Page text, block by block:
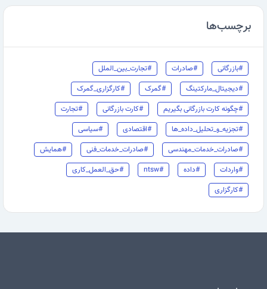
برچسب‌ها
#بازرگانی #صادرات
#تجارت_بین_الملل
#دیجیتال_مارکتینگ
#گمرک
#کارگزاری_گمرک
#چگونه کارت بازرگانی بگیریم
#کارت بازرگانی
#تجارت
#تجزیه_و_تحلیل_داده_ها
#اقتصادی
#سیاسی
#صادرات_خدمات_مهندسی
#صادرات_خدمات_فنی
#همایش
#واردات
#داده #ntsw
#حق_العمل_کاری
#کارگزاری